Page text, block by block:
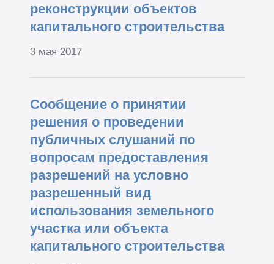
реконструкции объектов
капитального строительства
3 мая 2017
Сообщение о принятии
решения о проведении
публичных слушаний по
вопросам предоставления
разрешений на условно
разрешенный вид
использования земельного
участка или объекта
капитального строительства